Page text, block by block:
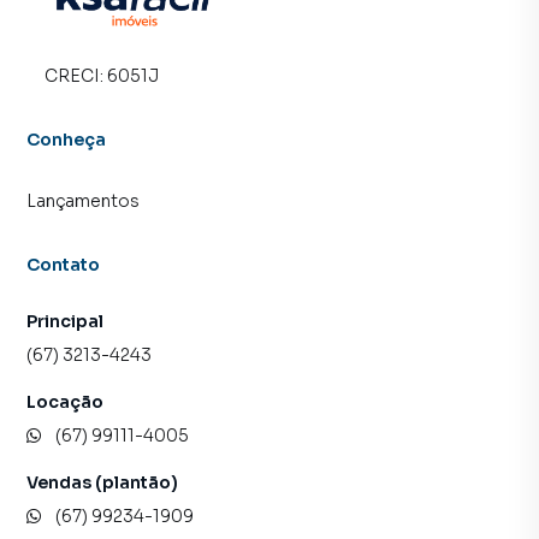
CRECI: 6051J
Conheça
Lançamentos
Contato
Principal
(67) 3213-4243
Locação
(67) 99111-4005
Vendas (plantão)
(67) 99234-1909